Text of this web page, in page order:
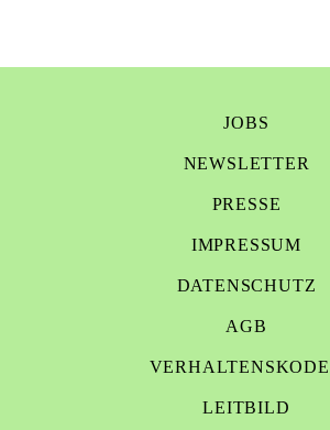
JOBS
NEWSLETTER
PRESSE
IMPRESSUM
DATENSCHUTZ
AGB
LEITBILD